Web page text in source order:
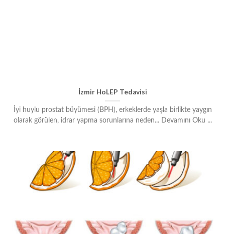
İzmir HoLEP Tedavisi
İyi huylu prostat büyümesi (BPH), erkeklerde yaşla birlikte yaygın
olarak görülen, idrar yapma sorunlarına neden... Devamını Oku ...